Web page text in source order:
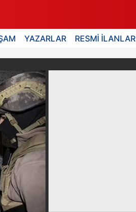
YAZARLAR RESMİ İLANLAR